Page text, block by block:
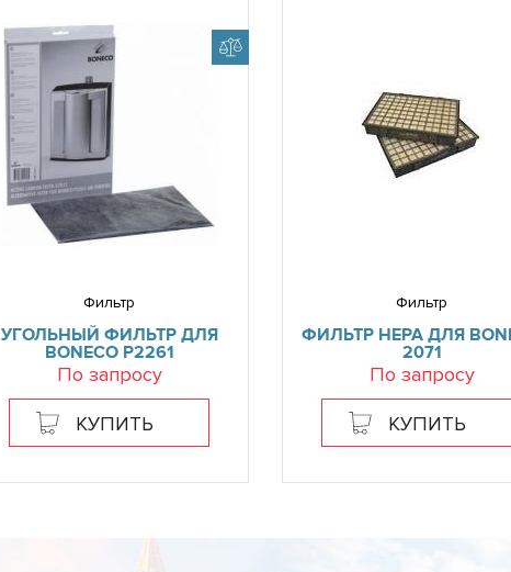
Фильтр
УГОЛЬНЫЙ ФИЛЬТР ДЛЯ
BONECO P2261
По запросу
КУПИТЬ
Фильтр
ФИЛЬТР HEPA ДЛЯ
2071
По запросу
КУПИТЬ